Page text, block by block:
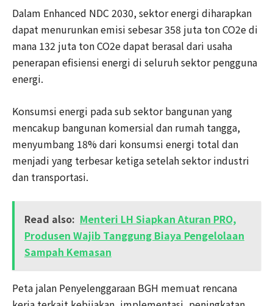
Dalam Enhanced NDC 2030, sektor energi diharapkan
dapat menurunkan emisi sebesar 358 juta ton CO2e di
mana 132 juta ton CO2e dapat berasal dari usaha
penerapan efisiensi energi di seluruh sektor pengguna
energi.
Konsumsi energi pada sub sektor bangunan yang
mencakup bangunan komersial dan rumah tangga,
menyumbang 18% dari konsumsi energi total dan
menjadi yang terbesar ketiga setelah sektor industri
dan transportasi.
Read also: Menteri LH Siapkan Aturan PRO,
Produsen Wajib Tanggung Biaya Pengelolaan
Sampah Kemasan
Peta jalan Penyelenggaraan BGH memuat rencana